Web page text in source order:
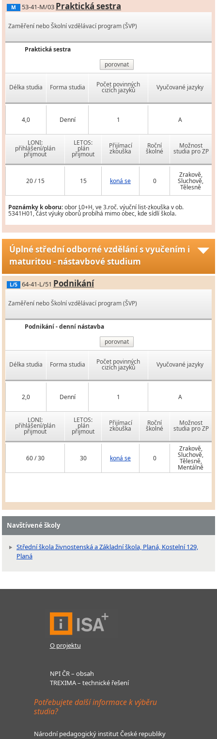
M 53-41-M/03 Praktická sestra
Zaměření nebo Školní vzdělávací program (ŠVP)
Praktická sestra
porovnat
Délka studia Forma studia Počet povinných
cizích jazyků Vyučované jazyky
4,0 Denní 1 A
LONI:
přihlášení/plán
přijmout
LETOS:
plán
přijmout
Přijímací
zkouška
Roční
školné
Možnost
studia pro ZP
20 / 15 15 koná se 0
Zrakově,
Sluchově,
Tělesně
Poznámky k oboru:obor L0+H, ve 3.roč. výuční list-zkouška v ob.
5341H01, část výuky oborů probíhá mimo obec, kde sídlí škola.
Úplné střední odborné vzdělání s vyučením i
maturitou - nástavbové studium
L/5 64-41-L/51 Podnikání
Zaměření nebo Školní vzdělávací program (ŠVP)
Podnikání - denní nástavba
porovnat
Délka studia Forma studia Počet povinných
cizích jazyků Vyučované jazyky
2,0 Denní 1 A
LONI:
přihlášení/plán
přijmout
LETOS:
plán
přijmout
Přijímací
zkouška
Roční
školné
Možnost
studia pro ZP
60 / 30 30 koná se 0
Zrakově,
Sluchově,
Tělesně,
Mentálně
Navštívené školy
Střední škola živnostenská a Základní škola, Planá, Kostelní 129,
Planá
O projektu
NPI ČR – obsah
TREXIMA – technické řešení
Potřebujete další informace k výběru
studia?
Národní pedagogický institut České republiky